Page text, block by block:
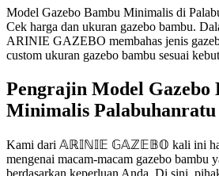
Model Gazebo Bambu Minimalis di
Cek harga dan ukuran gazebo bambu.
ARINIE GAZEBO membahas jenis
custom ukuran gazebo bambu sesuai
Pengrajin Model Gazebo
Minimalis Palabuhanratu
Kami dari 𝔸ℝ𝕀ℕ𝕀𝔼 𝔾𝔸ℤ𝔼𝔹𝕆 kali ini
mengenai macam-macam gazebo bambu
berdasarkan keperluan Anda. Di sini,